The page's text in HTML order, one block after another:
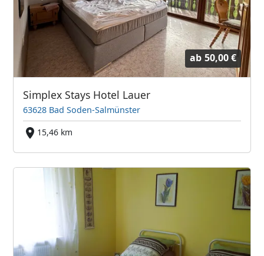
ab 50,00 €
Simplex Stays Hotel Lauer
63628 Bad Soden-Salmünster
15,46 km